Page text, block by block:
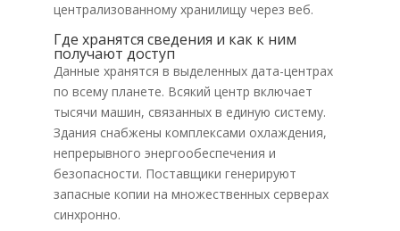
централизованному хранилищу через веб.
Где хранятся сведения и как к ним
получают доступ
Данные хранятся в выделенных дата-центрах
по всему планете. Всякий центр включает
тысячи машин, связанных в единую систему.
Здания снабжены комплексами охлаждения,
непрерывного энергообеспечения и
безопасности. Поставщики генерируют
запасные копии на множественных серверах
синхронно.